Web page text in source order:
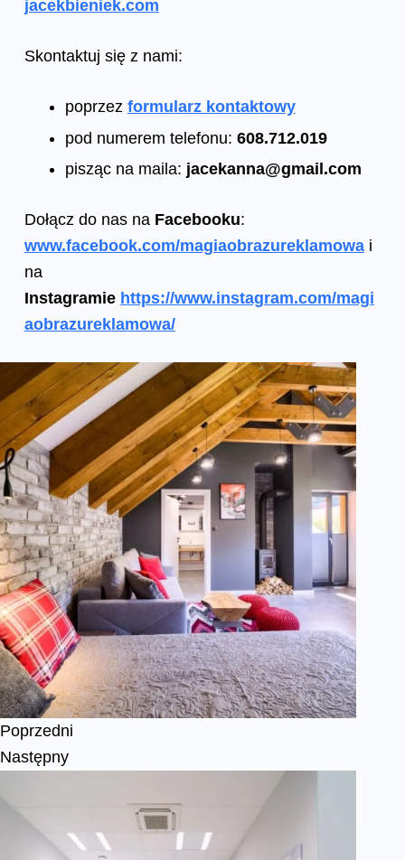
jacekbieniek.com
Skontaktuj się z nami:
poprzez formularz kontaktowy
pod numerem telefonu: 608.712.019
pisząc na maila: jacekanna@gmail.com
Dołącz do nas na Facebooku:
www.facebook.com/magiaobrazureklamowai
na
Instagramie https://www.instagram.com/magi
aobrazureklamowa/
Poprzedni
Następny